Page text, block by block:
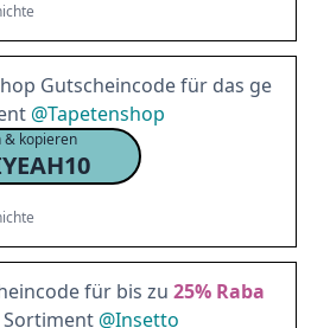
Gutscheincode für das ge
@Tapetenshop
& kopieren
für bis zu 25% Raba
@Insetto